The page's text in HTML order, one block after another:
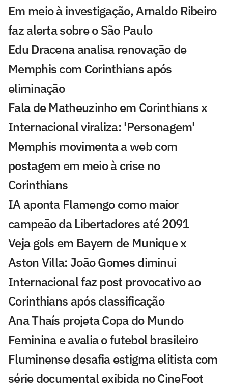
Em meio à investigação, Arnaldo Ribeiro
faz alerta sobre o São Paulo
Edu Dracena analisa renovação de
Memphis com Corinthians após
eliminação
Fala de Matheuzinho em Corinthians x
Internacional viraliza: 'Personagem'
Memphis movimenta a web com
postagem em meio à crise no
Corinthians
IA aponta Flamengo como maior
campeão da Libertadores até 2091
Veja gols em Bayern de Munique x
Aston Villa: João Gomes diminui
Internacional faz post provocativo ao
Corinthians após classificação
Ana Thaís projeta Copa do Mundo
Feminina e avalia o futebol brasileiro
Fluminense desafia estigma elitista com
série documental exibida no CineFoot